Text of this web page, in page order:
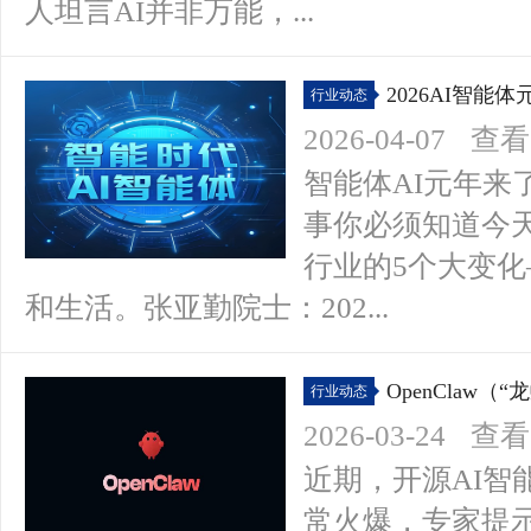
人坦言AI并非万能，...
行业动态 2026AI智能体
2026-04-07
查
智能体AI元年来
事你必须知道今
行业的5个大变
和生活。张亚勤院士：202...
行业动态 OpenClaw（“
2026-03-24
查
近期，开源AI智
常火爆，专家提